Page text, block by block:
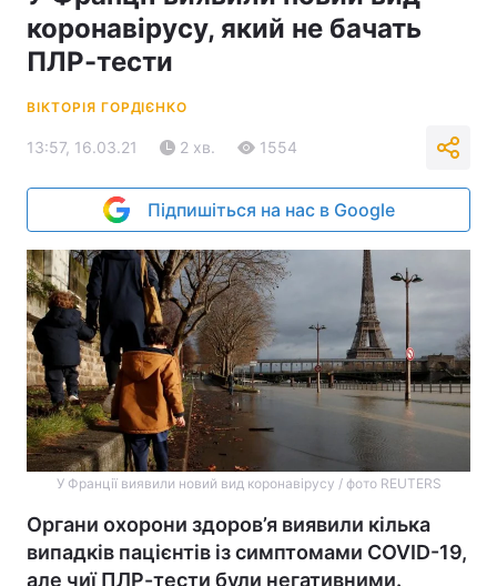
коронавірусу, який не бачать
ПЛР-тести
ВІКТОРІЯ ГОРДІЄНКО
13:57, 16.03.21 2 хв. 1554
Підпишіться на нас в Google
У Франції виявили новий вид коронавірусу / фото REUTERS
Органи охорони здоров’я виявили кілька
випадків пацієнтів із симптомами COVID-19,
але чиї ПЛР-тести були негативними.